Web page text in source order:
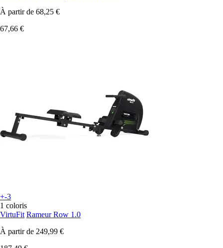
À partir de 68,25 €
67,66 €
+-3
1 coloris
VirtuFit Rameur Row 1.0
À partir de 249,99 €